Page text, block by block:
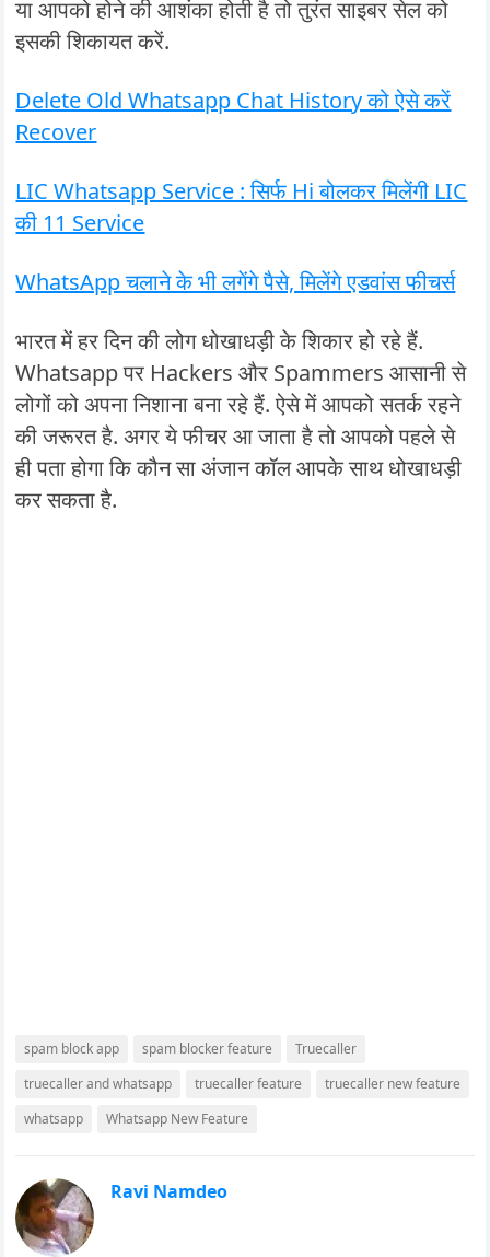
या आपको होने की आशंका होती है तो तुरंत साइबर सेल को
इसकी शिकायत करें.
Delete Old Whatsapp Chat History को ऐसे करें
Recover
LIC Whatsapp Service : सिर्फ Hi बोलकर मिलेंगी LIC
की 11 Service
WhatsApp चलाने के भी लगेंगे पैसे, मिलेंगे एडवांस फीचर्स
भारत में हर दिन की लोग धोखाधड़ी के शिकार हो रहे हैं.
Whatsapp पर Hackers और Spammers आसानी से
लोगों को अपना निशाना बना रहे हैं. ऐसे में आपको सतर्क रहने
की जरूरत है. अगर ये फीचर आ जाता है तो आपको पहले से
ही पता होगा कि कौन सा अंजान कॉल आपके साथ धोखाधड़ी
कर सकता है.
spam block app spam blocker feature
Truecaller
truecaller and whatsapp
truecaller feature
truecaller new feature
whatsapp
Whatsapp New Feature
Ravi Namdeo